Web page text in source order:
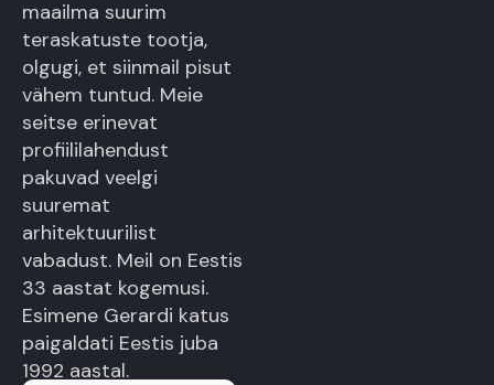
maailma suurim
teraskatuste tootja,
olgugi, et siinmail pisut
vähem tuntud. Meie
seitse erinevat
profiililahendust
pakuvad veelgi
suuremat
arhitektuurilist
vabadust. Meil on Eestis
33 aastat kogemusi.
Esimene Gerardi katus
paigaldati Eestis juba
1992 aastal.